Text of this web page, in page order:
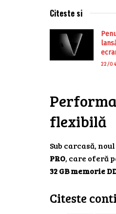
Citeste si
22/
flexibilă
Sub carcasă,
PRO, care oferă
32 GB memorie
Citeste